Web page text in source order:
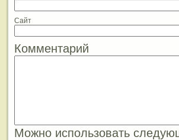
Сайт
Комментарий
Можно использовать